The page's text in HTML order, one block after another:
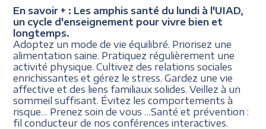
En savoir + : Les amphis santé du lundi à l'UIAD,
un cycle d'enseignement pour vivre bien et
longtemps.
Adoptez un mode de vie équilibré. Priorisez une
alimentation saine. Pratiquez régulièrement une
activité physique. Cultivez des relations sociales
enrichissantes et gérez le stress. Gardez une vie
affective et des liens familiaux solides. Veillez à un
sommeil suffisant. Évitez les comportements à
risque… Prenez soin de vous …Santé et prévention :
fil conducteur de nos conférences interactives.